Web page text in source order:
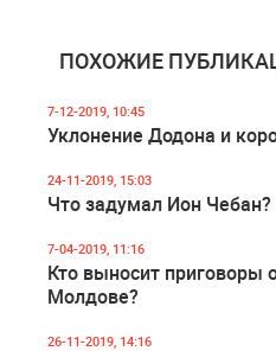
ПОХОЖИЕ
7-12-2019, 10:45
Уклонение Додона и
24-11-2019, 15:03
Что задумал Ион Чебан?
7-04-2019, 11:16
Кто выносит
Молдове?
26-11-2019, 14:16